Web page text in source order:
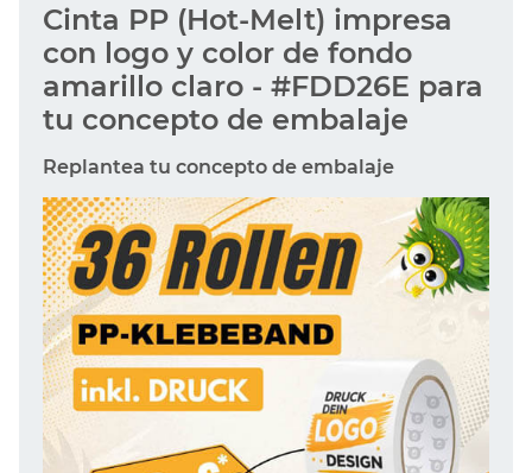
Cinta PP (Hot-Melt) impresa
con logo y color de fondo
amarillo claro - #FDD26E para
tu concepto de embalaje
Replantea tu concepto de embalaje